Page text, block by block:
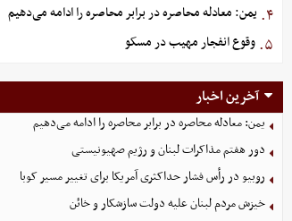
۴. یمن: معادله محاصره در برابر محاصره را ادامه می‌دهیم
۵. وقوع انفجار مهیب در مسکو
آخرین اخبار
یمن: معادله محاصره در برابر محاصره را ادامه می‌دهیم
دور هفتم مذاکرات لبنان و رژیم صهیونیستی
روبیو در رأس فشار حداکثری آمریکا برای تغییر مسیر کوبا
خیزش مردم لبنان علیه دولت سازشکار و خائن